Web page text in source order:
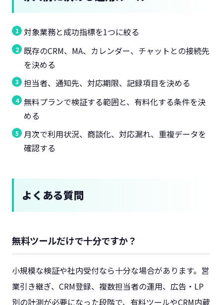
対象業務と成功指標を1つに絞る
既存のCRM、MA、カレンダー、チャットとの接続先
を決める
担当者、通知先、対応期限、記録項目を決める
無料プランで検証する範囲と、有料化する条件を決
める
月次で利用状況、商談化、対応漏れ、重複データを
確認する
よくある質問
無料ツールだけで十分ですか？
小規模な検証や社内受付なら十分な場合があります。営
業引き継ぎ、CRM登録、複数担当者の運用、広告・LP
別の計測が必要になった段階で、有料ツールやCRM内蔵